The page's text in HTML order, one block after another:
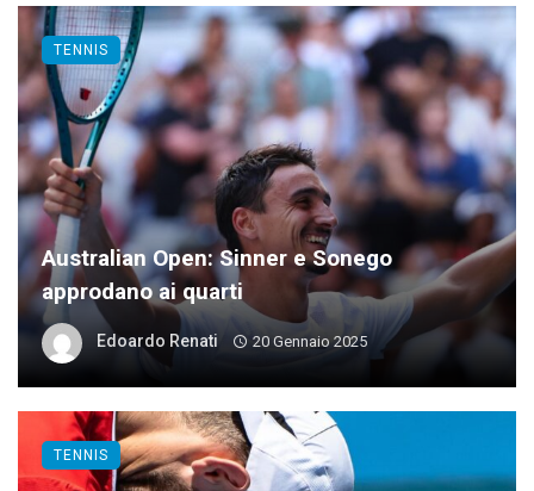
Australian Open: Sinner e Sonego
approdano ai quarti
Edoardo Renati 20 Gennaio 2025
TENNIS
TENNIS